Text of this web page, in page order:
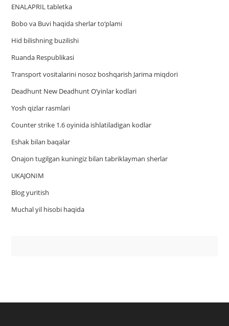
ENALAPRIL tabletka
Bobo va Buvi haqida sherlar to‘plami
Hid bilishning buzilishi
Ruanda Respublikasi
Trаnsport vositаlаrini nosoz boshqаrish Jаrimа miqdori
Deadhunt New Deadhunt O’yinlar kodlari
Yosh qizlar rasmlari
Counter strike 1.6 oyinida ishlatiladigan kodlar
Eshak bilan baqalar
Onajon tugilgan kuningiz bilan tabriklayman sherlar
UKAJONIM
Blog yuritish
Muchal yil hisobi haqida